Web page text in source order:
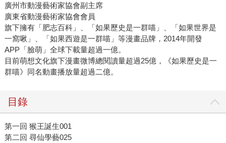
廣州市動漫藝術家協會副主席
廣東省動漫藝術家協會會員
旗下擁有「肥志百科」、「如果歷史是一群喵」、「如果世界是
一窩啾」、「如果西遊是一群喵」等漫畫品牌，2014年開發
APP「臉萌」全球下載量超過一億。
目前萌想文化旗下漫畫微博總閱讀量超過25億，《如果歷史是一
群喵》同名動畫播放量超過二億。
目錄
第一回 猴王誕生001
第二回 尋仙學藝025